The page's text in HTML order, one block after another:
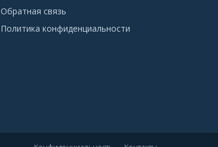
Обратная связь
Политика конфиденциальности